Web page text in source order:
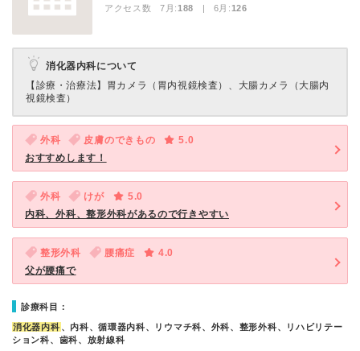
アクセス数 7月:188 | 6月:126
消化器内科について
【診療・治療法】 胃カメラ（胃内視鏡検査）、大腸カメラ（大腸内
視鏡検査）
外科 皮膚のできもの
5.0
おすすめします！
外科 けが
5.0
内科、外科、整形外科があるので行きやすい
整形外科 腰痛症
4.0
父が腰痛で
診療科目：
消化器内科 、内科、循環器内科、リウマチ科、外科、整形外科、リハビリテー
ション科、歯科、放射線科